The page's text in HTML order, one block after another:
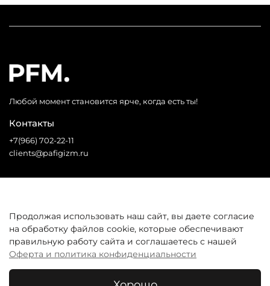
Любой момент становится ярче, когда есть ты!
Покупателям
Контакты
+7(966) 702-22-11
clients@pafigizm.ru
* Запрещенная сеть
Продолжая использовать наш сайт, вы даете согласие
на обработку файлов cookie, которые обеспечивают
правильную работу сайта и соглашаетесь с нашей
Оферта и политика конфиденциальности